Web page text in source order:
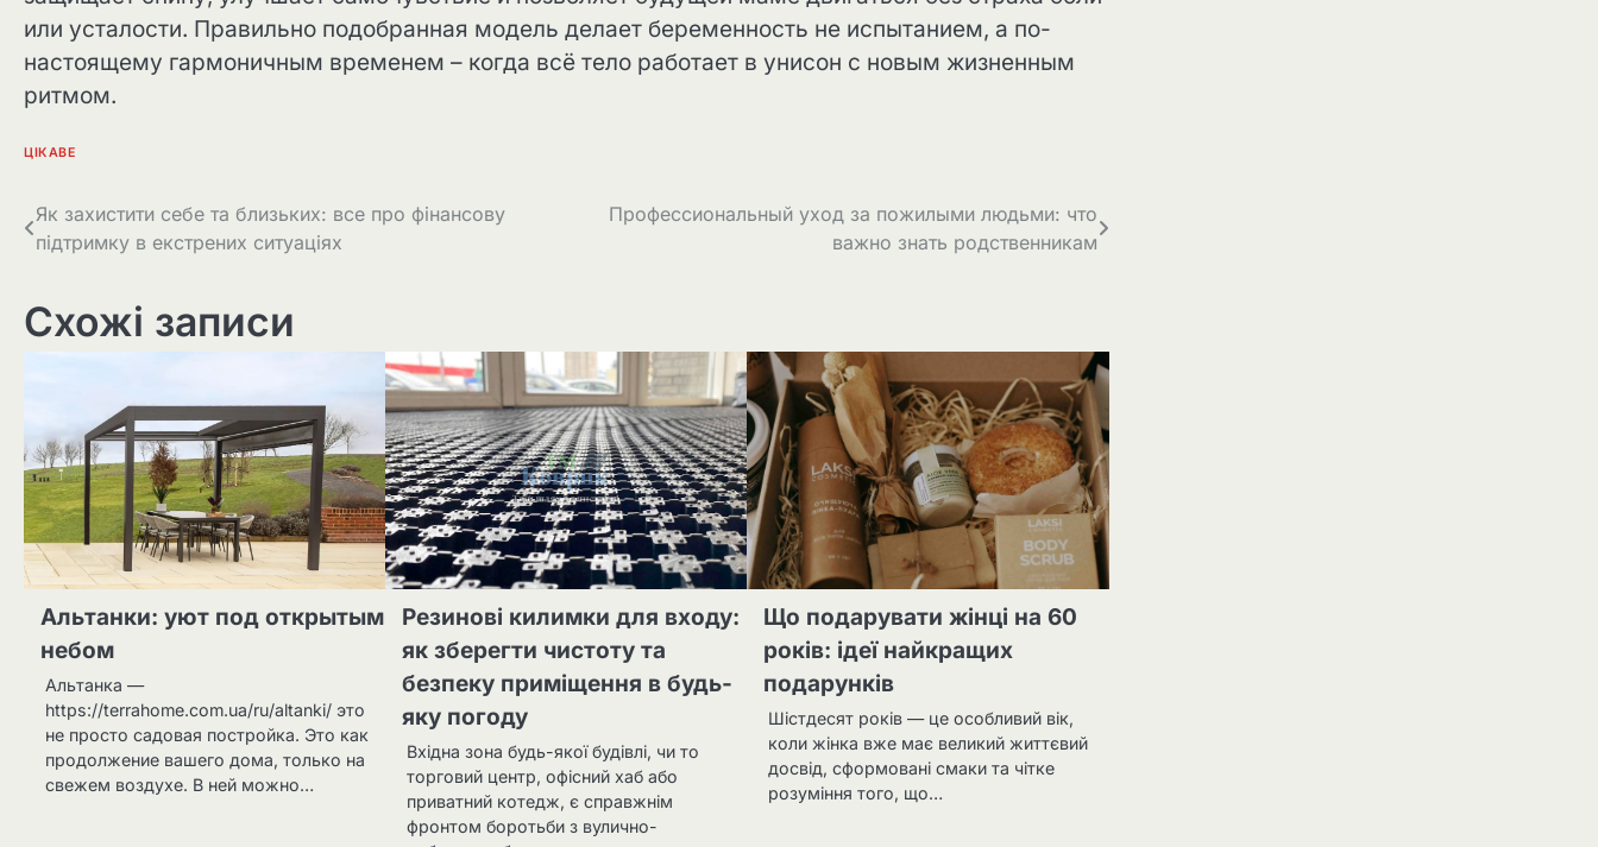
или усталости. Правильно подобранная модель делает беременность не испытанием, а по-
настоящему гармоничным временем – когда всё тело работает в унисон с новым жизненным
ритмом.
ЦІКАВЕ
Навігація
записів
Як захистити себе та близьких: все про фінансову
підтримку в екстрених ситуаціях
Профессиональный уход за пожилыми людьми: что
важно знать родственникам
Схожі записи
Альтанки: уют под открытым
небом
Альтанка —
https://terrahome.com.ua/ru/altanki/ это
не просто садовая постройка. Это как
продолжение вашего дома, только на
свежем воздухе. В ней можно…
Резинові килимки для входу:
як зберегти чистоту та
безпеку приміщення в будь-
яку погоду
Вхідна зона будь-якої будівлі, чи то
торговий центр, офісний хаб або
приватний котедж, є справжнім
фронтом боротьби з вулично-
Що подарувати жінці на 60
років: ідеї найкращих
подарунків
Шістдесят років — це особливий вік,
коли жінка вже має великий життєвий
досвід, сформовані смаки та чітке
розуміння того, що…